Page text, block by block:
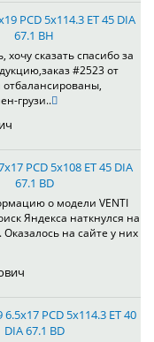
PCD 5x114.3 ET 45 DIA
67.1 BH
сказать спасибо за
#2523 от
грузи..
PCD 5x108 ET 45 DIA
67.1 BD
о модели VENTI
Яндекса наткнулся на
на сайте у них
PCD 5x114.3 ET 40
DIA 67.1 BD